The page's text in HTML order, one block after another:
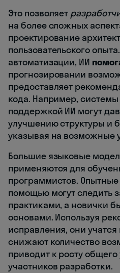
Это позволяет
на более сложных
проектирование
пользовательского
автоматизации, ИИ
прогнозировании
предоставляет
кода. Например,
поддержкой ИИ могут
улучшению структуры и
указывая на возможные
Большие языковые
применяются для
программистов.
помощью могут следить
практиками, а новички
основами. Используя
исправления, они
снижают количество
приводит к росту
участников разработки.